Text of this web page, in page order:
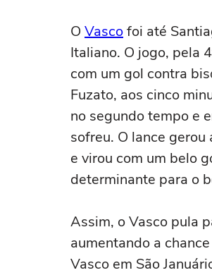
O Vascofoi até
Italiano. O jogo, pela
com um gol contra
Fuzato, aos cinco
no segundo tempo e
sofreu. O lance
e virou com um belo
determinante para o
Assim, o Vasco pula
aumentando a
Vasco em São